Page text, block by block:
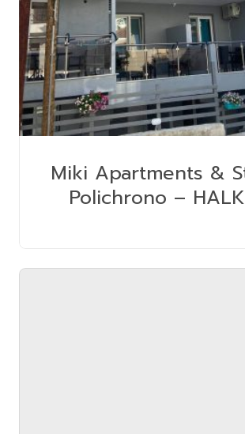
Miki Apartments &
Polichrono –